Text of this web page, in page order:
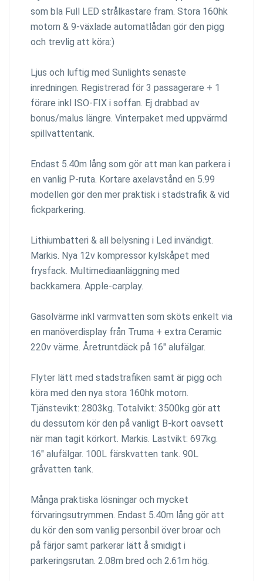
som bla Full LED strålkastare fram. Stora 160hk
motorn & 9-växlade automatlådan gör den pigg
och trevlig att köra:)
Ljus och luftig med Sunlights senaste
inredningen. Registrerad för 3 passagerare + 1
förare inkl ISO-FIX i soffan. Ej drabbad av
bonus/malus längre. Vinterpaket med uppvärmd
spillvattentank.
Endast 5.40m lång som gör att man kan parkera i
en vanlig P-ruta. Kortare axelavstånd en 5.99
modellen gör den mer praktisk i stadstrafik & vid
fickparkering.
Lithiumbatteri & all belysning i Led invändigt.
Markis. Nya 12v kompressor kylskåpet med
frysfack. Multimediaanläggning med
backkamera. Apple-carplay.
Gasolvärme inkl varmvatten som sköts enkelt via
en manöverdisplay från Truma + extra Ceramic
220v värme. Åretruntdäck på 16" alufälgar.
Flyter lätt med stadstrafiken samt är pigg och
köra med den nya stora 160hk motorn.
Tjänstevikt: 2803kg. Totalvikt: 3500kg gör att
du dessutom kör den på vanligt B-kort oavsett
när man tagit körkort. Markis. Lastvikt: 697kg.
16" alufälgar. 100L färskvatten tank. 90L
gråvatten tank.
Många praktiska lösningar och mycket
förvaringsutrymmen. Endast 5.40m lång gör att
du kör den som vanlig personbil över broar och
på färjor samt parkerar lätt å smidigt i
parkeringsrutan. 2.08m bred och 2.61m hög.